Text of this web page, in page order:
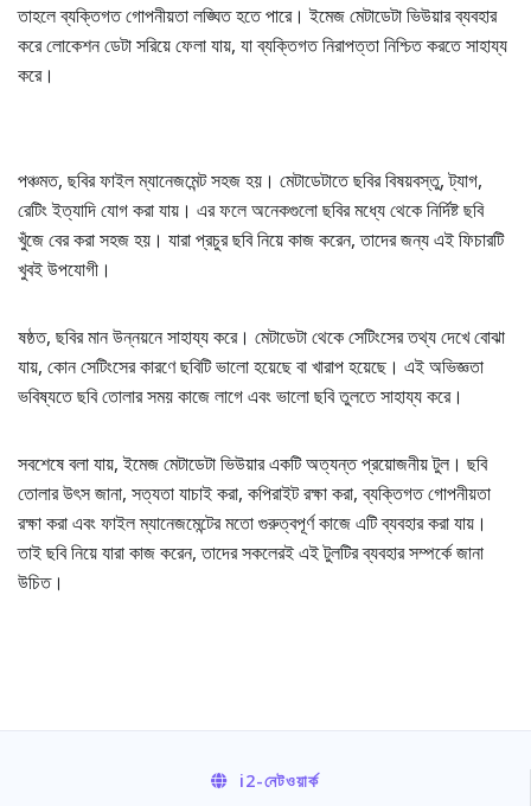
তাহলে ব্যক্তিগত গোপনীয়তা লঙ্ঘিত হতে পারে। ইমেজ মেটাডেটা ভিউয়ার ব্যবহার
করে লোকেশন ডেটা সরিয়ে ফেলা যায়, যা ব্যক্তিগত নিরাপত্তা নিশ্চিত করতে সাহায্য
করে।
পঞ্চমত, ছবির ফাইল ম্যানেজমেন্ট সহজ হয়। মেটাডেটাতে ছবির বিষয়বস্তু, ট্যাগ,
রেটিং ইত্যাদি যোগ করা যায়। এর ফলে অনেকগুলো ছবির মধ্যে থেকে নির্দিষ্ট ছবি
খুঁজে বের করা সহজ হয়। যারা প্রচুর ছবি নিয়ে কাজ করেন, তাদের জন্য এই ফিচারটি
খুবই উপযোগী।
ষষ্ঠত, ছবির মান উন্নয়নে সাহায্য করে। মেটাডেটা থেকে সেটিংসের তথ্য দেখে বোঝা
যায়, কোন সেটিংসের কারণে ছবিটি ভালো হয়েছে বা খারাপ হয়েছে। এই অভিজ্ঞতা
ভবিষ্যতে ছবি তোলার সময় কাজে লাগে এবং ভালো ছবি তুলতে সাহায্য করে।
সবশেষে বলা যায়, ইমেজ মেটাডেটা ভিউয়ার একটি অত্যন্ত প্রয়োজনীয় টুল। ছবি
তোলার উৎস জানা, সত্যতা যাচাই করা, কপিরাইট রক্ষা করা, ব্যক্তিগত গোপনীয়তা
রক্ষা করা এবং ফাইল ম্যানেজমেন্টের মতো গুরুত্বপূর্ণ কাজে এটি ব্যবহার করা যায়।
তাই ছবি নিয়ে যারা কাজ করেন, তাদের সকলেরই এই টুলটির ব্যবহার সম্পর্কে জানা
উচিত।
i2-নেটওয়ার্ক